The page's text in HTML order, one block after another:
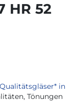
HR 52
in
Tönungen